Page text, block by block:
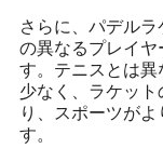
さらに、パデル
の異なるプレイ
す。テニスとは
少なく、ラケッ
り、スポーツが
す。